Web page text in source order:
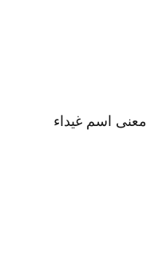
معنى اسم غيداء